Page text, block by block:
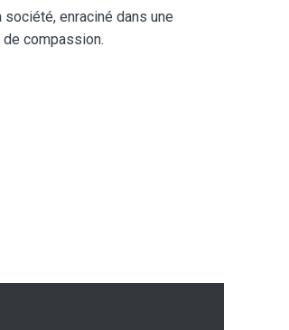
enraciné dans une
compassion.